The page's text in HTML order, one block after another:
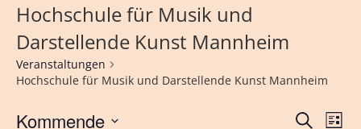
Hochschule für Musik und
Darstellende Kunst Mannheim
Veranstaltungen
Hochschule für Musik und Darstellende Kunst Mannheim
Suche
Kommende